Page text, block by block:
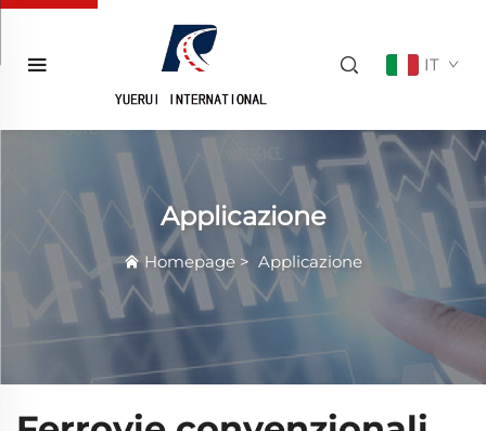
IT
Applicazione
Homepage > Applicazione